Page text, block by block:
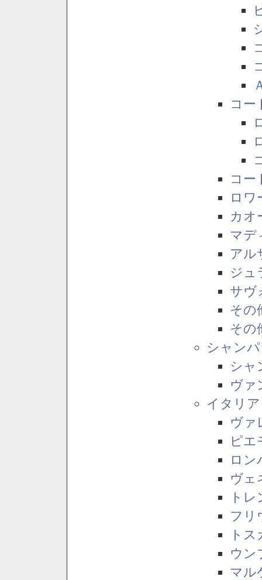
コー
コー
ロワ
カオ
マデ
アル
ジュ
サヴ
その
その
シャン
シャ
ヴァ
イタリア
ヴァ
ピエ
ロン
ヴェ
ト
フリ
ト
ウン
マル